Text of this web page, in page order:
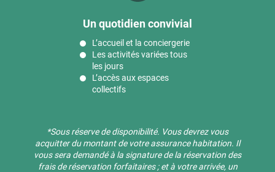
Un quotidien convivial
L’accueil et la conciergerie
Les activités variées tous
les jours
L’accès aux espaces
collectifs
*Sous réserve de disponibilité. ​Vous devrez vous
acquitter du montant de votre assurance habitation. Il
vous sera demandé à la signature de la réservation des
frais de réservation forfaitaires ; et à votre arrivée, un